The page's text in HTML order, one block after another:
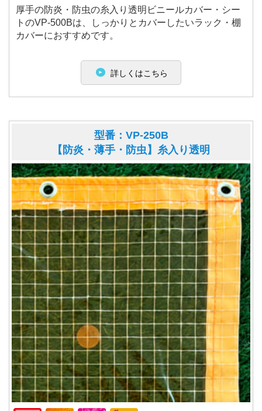
厚手の防炎・防虫の糸入り透明ビニールカバー・シー
トのVP-500Bは、しっかりとカバーしたいラック・棚
カバーにおすすめです。
詳しくはこちら
型番：VP-250B
【防炎・薄手・防虫】糸入り透明